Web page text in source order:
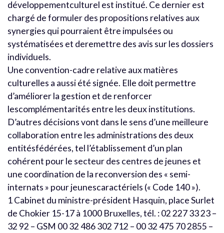
développementculturel est institué. Ce dernier est
chargé de formuler des propositions relatives aux
synergies qui pourraient être impulsées ou
systématisées et deremettre des avis sur les dossiers
individuels.
Une convention-cadre relative aux matières
culturelles a aussi été signée. Elle doit permettre
d’améliorer la gestion et de renforcer
lescomplémentarités entre les deux institutions.
D’autres décisions vont dans le sens d’une meilleure
collaboration entre les administrations des deux
entitésfédérées, tel l’établissement d’un plan
cohérent pour le secteur des centres de jeunes et
une coordination de la reconversion des « semi-
internats » pour jeunescaractériels (« Code 140 »).
1 Cabinet du ministre-président Hasquin, place Surlet
de Chokier 15-17 à 1000 Bruxelles, tél. : 02 227 33 23 –
32 92 – GSM 00 32 486 302 712 – 00 32 475 70 2855 –